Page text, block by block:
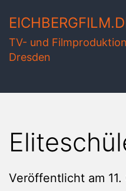
Inhalt
springen
TV- und Filmproduktion
Dresden
Veröffentlicht am